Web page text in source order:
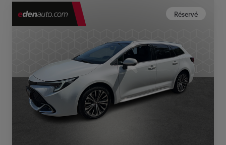
Réservé